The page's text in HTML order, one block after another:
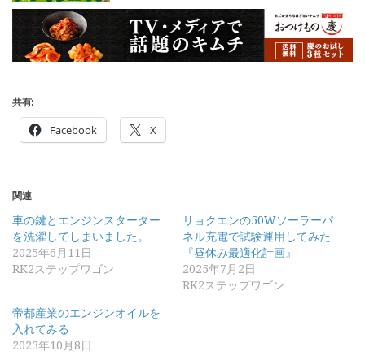
共有:
Facebook X
関連
車の鍵とエンジンスターター
を洗濯してしまいました。
2025年6月11日
RK2ステップワゴン
リョクエンの50Wソーラーパ
ネル充電で試験運用してみた
『昼休み最適化計画』
2025年7月2日
RK2ステップワゴン
帝都産業のエンジンオイルを
入れてみる
2023年10月8日